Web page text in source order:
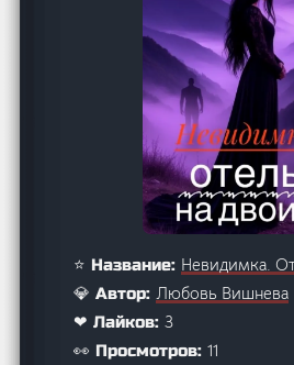
⭐ Название: Невидимка.
💎 Автор:Любовь Вишнева
❤ Лайков:3
👀 Просмотров:11